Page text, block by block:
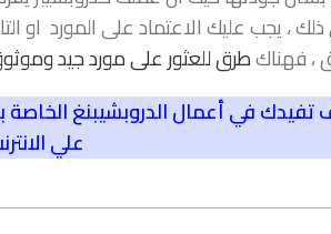
، يجب عليك الاعتماد على المورد او
، فهناكطرق للعثور على مورد جيد
تفيدك في أعمال الدروبشيبنغ الخاصة
علي